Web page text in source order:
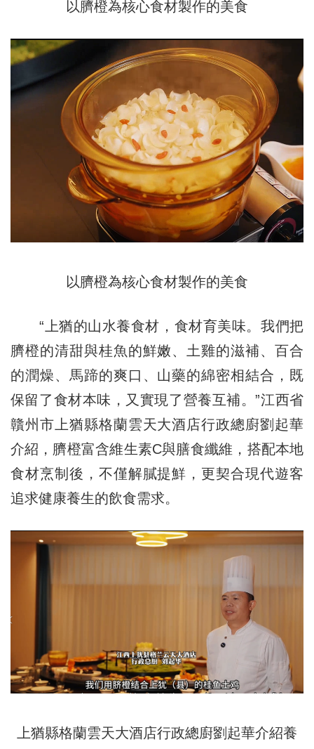
以臍橙為核心食材製作的美食
以臍橙為核心食材製作的美食
“上猶的山水養食材，食材育美味。我們把
臍橙的清甜與桂魚的鮮嫩、土雞的滋補、百合
的潤燥、馬蹄的爽口、山藥的綿密相結合，既
保留了食材本味，又實現了營養互補。”江西省
贛州市上猶縣格蘭雲天大酒店行政總廚劉起華
介紹，臍橙富含維生素C與膳食纖維，搭配本地
食材烹制後，不僅解膩提鮮，更契合現代遊客
追求健康養生的飲食需求。
上猶縣格蘭雲天大酒店行政總廚劉起華介紹養